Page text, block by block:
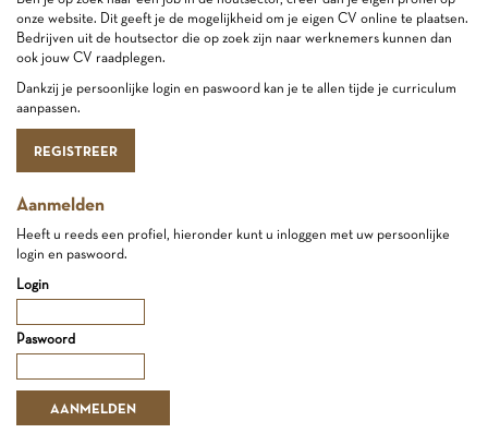
onze website. Dit geeft je de mogelijkheid om je eigen CV online te plaatsen.
Bedrijven uit de houtsector die op zoek zijn naar werknemers kunnen dan
ook jouw CV raadplegen.
Dankzij je persoonlijke login en paswoord kan je te allen tijde je curriculum
aanpassen.
REGISTREER
Aanmelden
Heeft u reeds een profiel, hieronder kunt u inloggen met uw persoonlijke
login en paswoord.
Login
Paswoord